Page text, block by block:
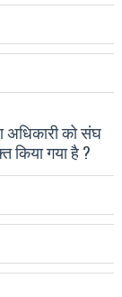
अधिकारी को संघ
किया गया है ?